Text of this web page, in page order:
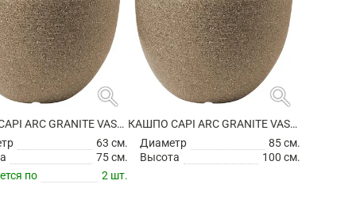
search
КАШПО CAPI ARC GRANITE VASE ELEGANT DELUXE WARM TAUPE
63 см.
75 см.
по
2 шт.
search
КАШПО CAPI ARC GRANITE VASE ELEGANT DELUXE WARM TAUPE
Диаметр
85 см.
Высота
100 см.